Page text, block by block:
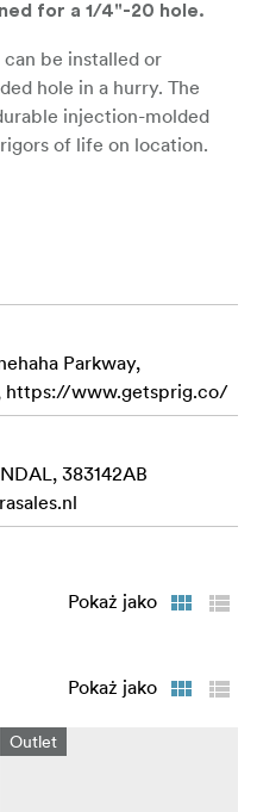
for a 1/4"-20 hole.
be installed or
hole in a hurry. The
injection-molded
of life on location.
design features a
quick install that
when your schedule
of a 1/4"-20 screw
be installed or removed.
being removed in a
of the product.
a strong and flexible
Parkway,
https://www.getsprig.co/
383142AB
Pokaż jako
Pokaż jako
Outlet